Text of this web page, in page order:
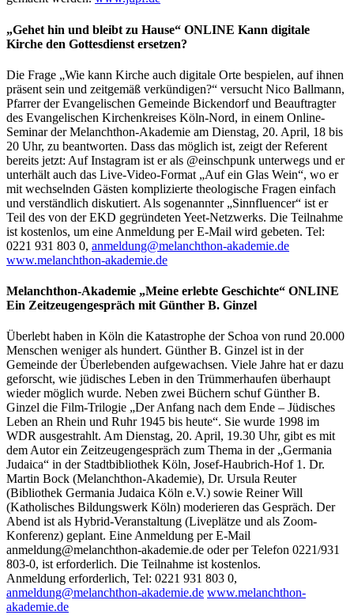
„Gehet hin und bleibt zu Hause“ ONLINE Kann digitale
Kirche den Gottesdienst ersetzen?
Die Frage „Wie kann Kirche auch digitale Orte bespielen, auf ihnen
präsent sein und zeitgemäß verkündigen?“ versucht Nico Ballmann,
Pfarrer der Evangelischen Gemeinde Bickendorf und Beauftragter
des Evangelischen Kirchenkreises Köln-Nord, in einem Online-
Seminar der Melanchthon-Akademie am Dienstag, 20. April, 18 bis
20 Uhr, zu beantworten. Dass das möglich ist, zeigt der Referent
bereits jetzt: Auf Instagram ist er als @einschpunk unterwegs und er
unterhält auch das Live-Video-Format „Auf ein Glas Wein“, wo er
mit wechselnden Gästen komplizierte theologische Fragen einfach
und verständlich diskutiert. Als sogenannter „Sinnfluencer“ ist er
Teil des von der EKD gegründeten Yeet-Netzwerks. Die Teilnahme
ist kostenlos, um eine Anmeldung per E-Mail wird gebeten. Tel:
0221 931 803 0, anmeldung@melanchthon-akademie.de
www.melanchthon-akademie.de
Melanchthon-Akademie „Meine erlebte Geschichte“ ONLINE
Ein Zeitzeugengespräch mit Günther B. Ginzel
Überlebt haben in Köln die Katastrophe der Schoa von rund 20.000
Menschen weniger als hundert. Günther B. Ginzel ist in der
Gemeinde der Überlebenden aufgewachsen. Viele Jahre hat er dazu
geforscht, wie jüdisches Leben in den Trümmerhaufen überhaupt
wieder möglich wurde. Neben zwei Büchern schuf Günther B.
Ginzel die Film-Trilogie „Der Anfang nach dem Ende – Jüdisches
Leben an Rhein und Ruhr 1945 bis heute“. Sie wurde 1998 im
WDR ausgestrahlt. Am Dienstag, 20. April, 19.30 Uhr, gibt es mit
dem Autor ein Zeitzeugengespräch zum Thema in der „Germania
Judaica“ in der Stadtbibliothek Köln, Josef-Haubrich-Hof 1. Dr.
Martin Bock (Melanchthon-Akademie), Dr. Ursula Reuter
(Bibliothek Germania Judaica Köln e.V.) sowie Reiner Will
(Katholisches Bildungswerk Köln) moderieren das Gespräch. Der
Abend ist als Hybrid-Veranstaltung (Liveplätze und als Zoom-
Konferenz) geplant. Eine Anmeldung per E-Mail
anmeldung@melanchthon-akademie.de oder per Telefon 0221/931
803-0, ist erforderlich. Die Teilnahme ist kostenlos.
Anmeldung erforderlich, Tel: 0221 931 803 0,
anmeldung@melanchthon-akademie.de www.melanchthon-
akademie.de